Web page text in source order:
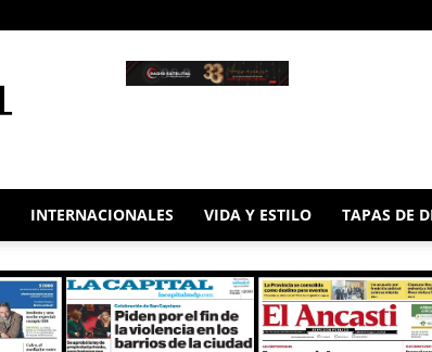
INTERNACIONALES VIDA Y ESTILO TAPAS DE